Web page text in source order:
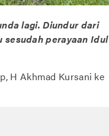
lagi. Diundur dari
sesudah perayaan Idul
H Akhmad Kursani ke